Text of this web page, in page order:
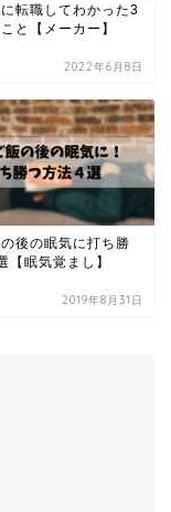
転職してわかった3
と【メーカー】
2022年6月8日
後の眠気に打ち勝
【眠気覚まし】
2019年8月31日